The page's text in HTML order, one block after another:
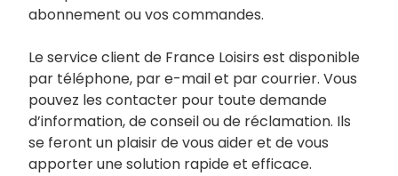
abonnement ou vos commandes.
Le service client de France Loisirs est disponible
par téléphone, par e-mail et par courrier. Vous
pouvez les contacter pour toute demande
d’information, de conseil ou de réclamation. Ils
se feront un plaisir de vous aider et de vous
apporter une solution rapide et efficace.